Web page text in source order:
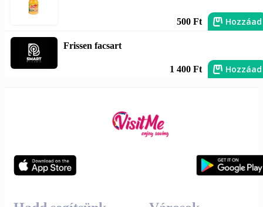
500 Ft Hozzáad
Frissen facsart
1 400 Ft Hozzáad